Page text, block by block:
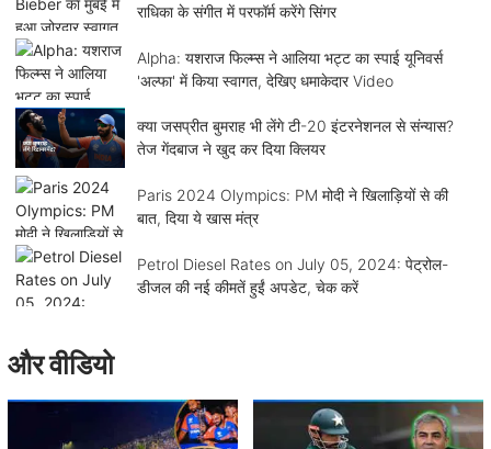
राधिका के संगीत में परफॉर्म करेंगे सिंगर
Alpha: यशराज फिल्म्स ने आलिया भट्ट का स्पाई यूनिवर्स
'अल्फा' में किया स्वागत, देखिए धमाकेदार Video
क्या जसप्रीत बुमराह भी लेंगे टी-20 इंटरनेशनल से संन्यास?
तेज गेंदबाज ने खुद कर दिया क्लियर
Paris 2024 Olympics: PM मोदी ने खिलाड़ियों से की
बात, दिया ये खास मंत्र
Petrol Diesel Rates on July 05, 2024: पेट्रोल-
डीजल की नई कीमतें हुईं अपडेट, चेक करें
और वीडियो